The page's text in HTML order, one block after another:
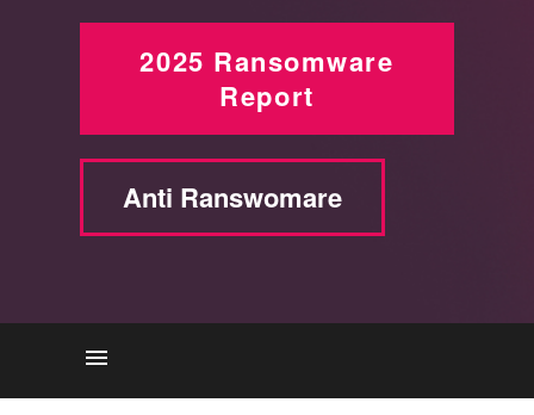
2025 Ransomware
Report
Anti Ranswomare